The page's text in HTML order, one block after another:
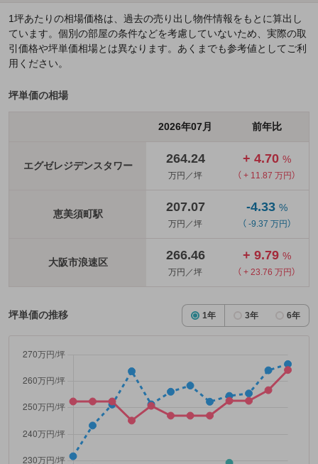
1坪あたりの相場価格は、過去の売り出し物件情報をもとに算出し
ています。個別の部屋の条件などを考慮していないため、実際の取
引価格や坪単価相場とは異なります。あくまでも参考値としてご利
用ください。
坪単価の相場
2026年07月 前年比
エグゼレジデンスタワー 264.24
万円／坪
+ 4.70 %
（ + 11.87 万円）
恵美須町駅 207.07
万円／坪
-4.33 %
（ -9.37 万円）
大阪市浪速区 266.46
万円／坪
+ 9.79 %
（ + 23.76 万円）
坪単価の推移 1年 3年 6年